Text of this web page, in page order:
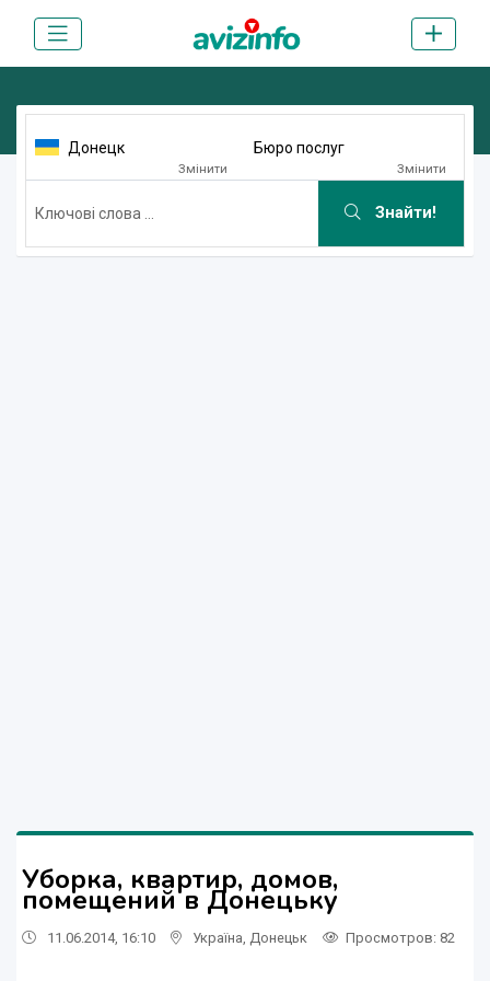
Донецк
Змінити
Бюро послуг
Змінити
Знайти!
Уборка, квартир, домов,
помещений в Донецьку
11.06.2014, 16:10 Україна Донецьк Просмотров: 82